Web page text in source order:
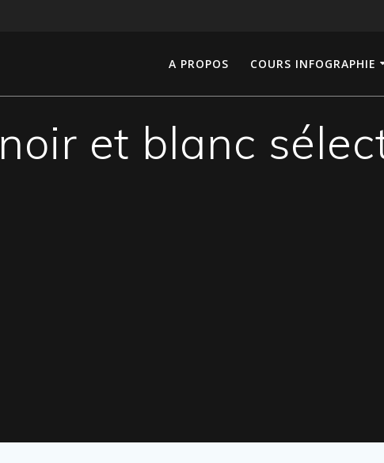
A PROPOS COURS INFOGRAPHIE
noir et blanc